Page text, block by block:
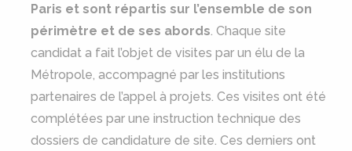
Paris et sont répartis sur l’ensemble de son
périmètre et de ses abords. Chaque site
candidat a fait l’objet de visites par un élu de la
Métropole, accompagné par les institutions
partenaires de l’appel à projets. Ces visites ont été
complétées par une instruction technique des
dossiers de candidature de site. Ces derniers ont